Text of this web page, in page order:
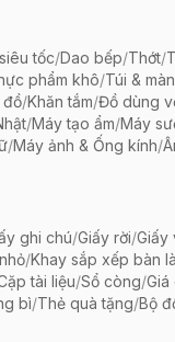
tốc/Dao bếp/Thớt/
phẩm khô/Túi &
đồ/Khăn tắm/Đồ dùng
/Máy tạo ẩm/Máy
/Máy ảnh & Ống kính/
ghi chú/Giấy rời/Giấy
/Khay sắp xếp bàn
tài liệu/Sổ còng/Giá
bì/Thẻ quà tặng/Bộ